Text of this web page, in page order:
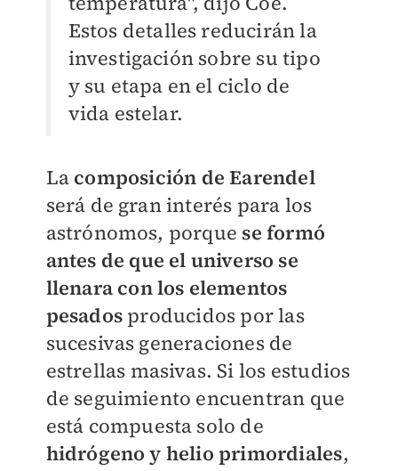
Estos detalles reducirán la
investigación sobre su tipo
y su etapa en el ciclo de
vida estelar.
La composición de Earendel
será de gran interés para los
astrónomos, porque se formó
antes de que el universo se
llenara con los elementos
pesadosproducidos por las
sucesivas generaciones de
estrellas masivas. Si los estudios
de seguimiento encuentran que
está compuesta solo de
hidrógeno y helio primordiales,